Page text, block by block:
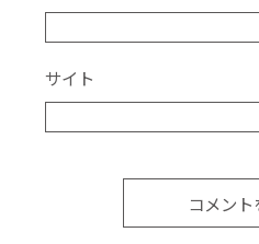
サイト